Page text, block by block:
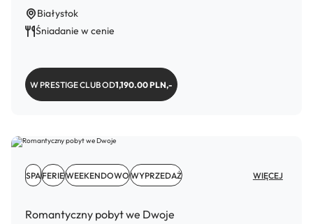
Białystok
Śniadanie w cenie
W PRESTIGE CLUB OD1,190.00 PLN,-
Romantyczny pobyt we Dwoje
SPAFERIEWEEKENDOWOWYPRZEDAŻ WIĘCEJ